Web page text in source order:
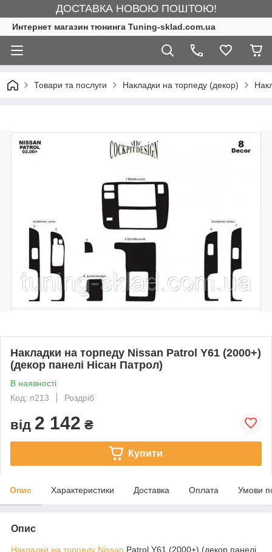
ДОСТАВКА НОВОЮ ПОШТОЮ!
Интернет магазин тюнинга Tuning-sklad.com.ua
Товари та послуги Накладки на торпеду (декор)
Накладки на торпеду Nissan Patrol Y61 (2000+)
(декор панелі Нісан Патрол)
В наявності
Код: n213
Роздріб
від 2 142 ₴
Купити
Опис Характеристики Доставка Оплата Умови
Опис
Накладки на торпеду Nissan Patrol Y61 (2000+) (декор панелі